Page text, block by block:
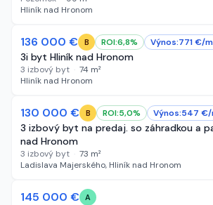
Hliník nad Hronom
67 dní
136 000 € B ROI:6,8% Výnos:771€/
3i byt Hliník nad Hronom
3 izbový byt · 74 m²
Hliník nad Hronom
70 dní
-5 000 €
130 000 € B ROI:5,0% Výnos:547 €/
3 izbový byt na predaj. so záhradkou a
nad Hronom
3 izbový byt · 73 m²
Ladislava Majerského, Hliník nad Hronom
86 dní
-30 100 €
145 000 € A